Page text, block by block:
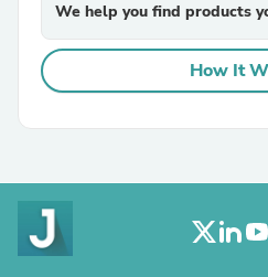
We help you find products
How It